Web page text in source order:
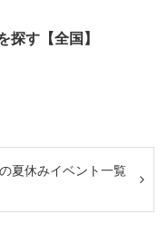
探す【全国】
の夏休みイベント一覧